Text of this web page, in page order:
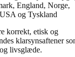
England, Norge,
og Tyskland
korrekt, etisk og
klarsynsaftener
livsglæde.